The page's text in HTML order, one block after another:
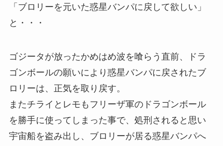
「ブロリーを元いた惑星バンパに戻して欲しい」
と・・・
ゴジータが放ったかめはめ波を喰らう直前、ドラ
ゴンボールの願いにより惑星バンパに戻されたブ
ロリーは、正気を取り戻す。
またチライとレモもフリーザ軍のドラゴンボール
を勝手に使ってしまった事で、処刑されると思い
宇宙船を盗み出し、ブロリーが居る惑星バンパへ